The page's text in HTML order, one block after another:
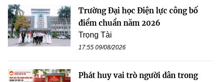
Trường Đại học Điện lực công bố
điểm chuẩn năm 2026
Trọng Tài
17:55 09/08/2026
Phát huy vai trò người dân trong